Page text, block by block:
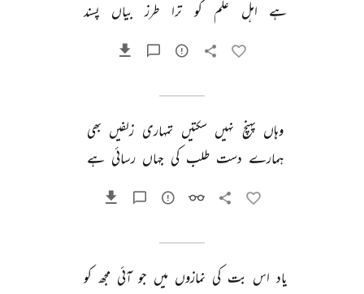
ہے
اہل علم کو ترا طرز بیاں پسند
وہاں پہنچ نہیں سکتیں تمہاری زلفیں بھی
ہمارے دست طلب کی جہاں رسائی ہے
یاد اس بت کی نمازوں میں جو آئی مجھ کو